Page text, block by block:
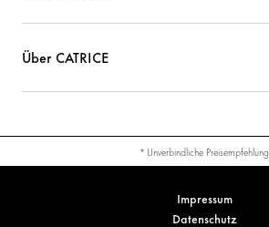
Über CATRICE
* Unverbindliche Preisempfehlung
Impressum
Datenschutz